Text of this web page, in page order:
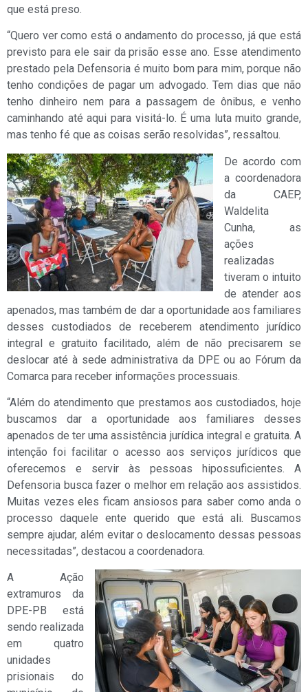
que está preso.
“Quero ver como está o andamento do processo, já que está
previsto para ele sair da prisão esse ano. Esse atendimento
prestado pela Defensoria é muito bom para mim, porque não
tenho condições de pagar um advogado. Tem dias que não
tenho dinheiro nem para a passagem de ônibus, e venho
caminhando até aqui para visitá-lo. É uma luta muito grande,
mas tenho fé que as coisas serão resolvidas”, ressaltou.
De acordo com
a coordenadora
da CAEP,
Waldelita
Cunha, as
ações
realizadas
tiveram o intuito
de atender aos
apenados, mas também de dar a oportunidade aos familiares
desses custodiados de receberem atendimento jurídico
integral e gratuito facilitado, além de não precisarem se
deslocar até à sede administrativa da DPE ou ao Fórum da
Comarca para receber informações processuais.
“Além do atendimento que prestamos aos custodiados, hoje
buscamos dar a oportunidade aos familiares desses
apenados de ter uma assistência jurídica integral e gratuita. A
intenção foi facilitar o acesso aos serviços jurídicos que
oferecemos e servir às pessoas hipossuficientes. A
Defensoria busca fazer o melhor em relação aos assistidos.
Muitas vezes eles ficam ansiosos para saber como anda o
processo daquele ente querido que está ali. Buscamos
sempre ajudar, além evitar o deslocamento dessas pessoas
necessitadas”, destacou a coordenadora.
A Ação
extramuros da
DPE-PB está
sendo realizada
em quatro
unidades
prisionais do